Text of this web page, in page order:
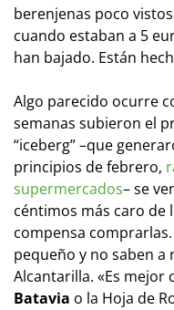
berenjenas poco
cuando estaban a 5
han bajado. Están
Algo parecido ocurre
semanas subieron el
“iceberg” –que
principios de febrero,
supermercados– se
céntimos más caro de
compensa
pequeño y no saben a
Alcantarilla. «Es mejor
Batavia o la Hoja de